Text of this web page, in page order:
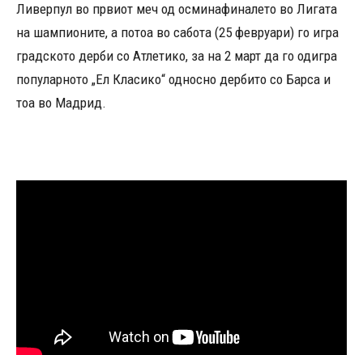
Ливерпул во првиот меч од осминафиналето во Лигата
на шампионите, а потоа во сабота (25 февруари) го игра
градското дерби со Атлетико, за на 2 март да го одигра
популарното „Ел Класико“ односно дербито со Барса и
тоа во Мадрид.